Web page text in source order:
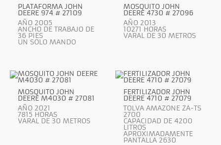
PLATAFORMA JOHN
DEERE 974 # 27109
AÑO 2005
ANCHO DE TRABAJO DE
36 PIES
UN SOLO MANDO
MOSQUITO JOHN
DEERE 4730 # 27096
AÑO 2013
10271 HORAS
VARAL DE 30 METROS
MOSQUITO JOHN
DEERE M4030 # 27081
AÑO 2021
7815 HORAS
VARAL DE 30 METROS
FERTILIZADOR JOHN
DEERE 4710 # 27079
TOLVA AMAZONE ZA-TS
2700
CAPACIDAD DE 4200
LITROS
APROXIMADAMENTE
PANTALLA 2630